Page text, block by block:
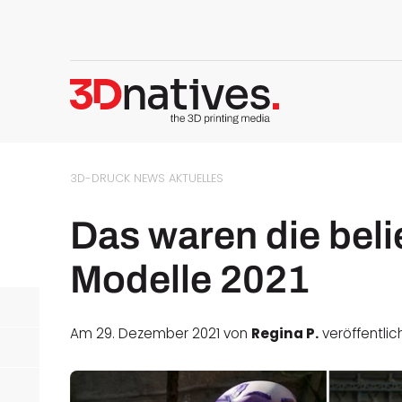
3D-DRUCK NEWS AKTUELLES
Das waren die
Modelle 2021
Am 29. Dezember 2021 von Regina P.